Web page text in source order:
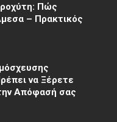
Πώς
– Πρακτικός
να Ξέρετε
Απόφασή σας